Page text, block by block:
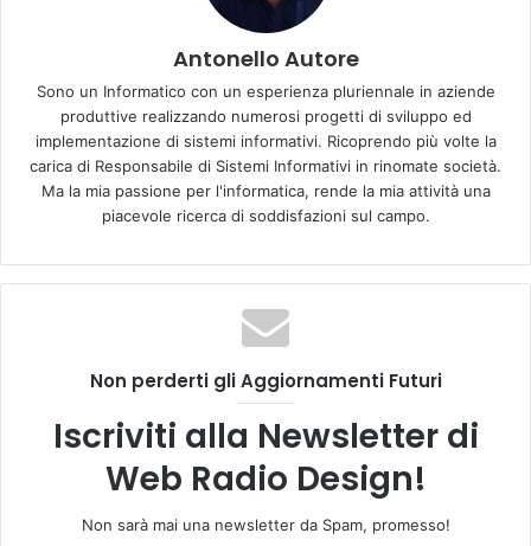
Prima di lei soltanto il quartetto di Liverpool riuscì
“Can’t buy my love”, “Twist and shout” e “Do you want to
know a secret” rispettivamente al primo, secondo e terzo
posto della classifica dei singoli di maggior successo in
America.
Attraverso il suo profilo Instagram la giovane cantante
ringrazia i fan: “Vi amo da morire. Grazie per aver fatto la
storia con questa ragazza oggi e per farmi sentire amata”…
Aggiungendo, anche, che pensava si trattasse di uno
Tags ariana grande
Antonello Autore
Sono un Informatico con un esperienza pluriennale in aziende
produttive realizzando numerosi progetti di sviluppo ed
implementazione di sistemi informativi. Ricoprendo più volte la
carica di Responsabile di Sistemi Informativi in rinomate società.
Ma la mia passione per l'informatica, rende la mia attività una
piacevole ricerca di soddisfazioni sul campo.
Non perderti gli Aggiornamenti Futuri
Iscriviti alla Newsletter di
Web Radio Design!
Non sarà mai una newsletter da Spam, promesso!